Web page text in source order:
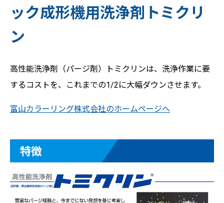
ック成形機用洗浄剤トミクリ
ン
高性能洗浄剤（パージ剤）トミクリンは、洗浄作業に要
するコストを、これまでの1/2に大幅ダウンさせます。
富山カラーリング株式会社のホームページへ
特徴